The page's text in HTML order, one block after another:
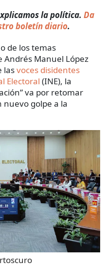
la política. Da
boletín diario.
de los temas
Andrés Manuel López
lasvoces disidentes
Electoral (INE), la
va por retomar
nuevo golpe a la